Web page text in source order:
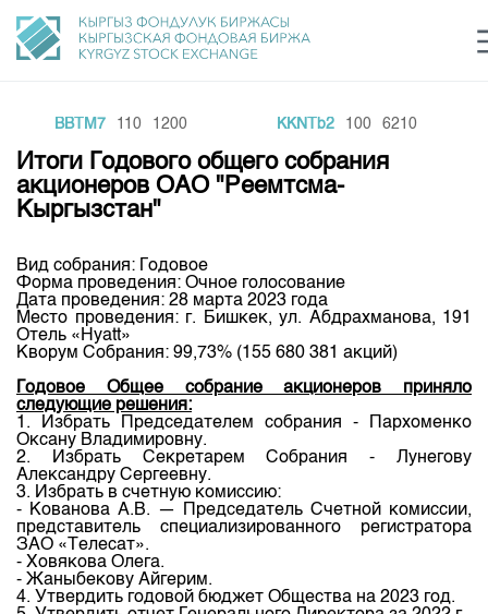
Финансовый рынок KG login Рус
О нас
Общая информация
Акционеры
Руководство
Внутренний аудитор
Комитеты
Участники торгов
Наши партнеры
Cтратегия развития
Корпоративные документы
Направления
Товарно-сырьевой сектор
Листинг
Центр раскрытия информации
Тарифы
Аналитика
Финансовый рынок KG
Пресс-клуб
25 лет ЗАО КФБ
Нормативная база
Биржевая деятельность
Депозитарная деятельность
Центр раскрытия информации
Итоги последних торгов
Архив торгов
Индекс и Капитализация
Котировки по ЦБ
Котировки по драг. металлам
Расписание аукционов по ГЦБ
Учебный центр
Общая информация
План работы на год
BBTM7 110 1200 KKNTb2 100 6210
Итоги Годового общего собрания
акционеров ОАО "Реемтсма-
Кыргызстан"
Вид собрания: Годовое
Форма проведения: Очное голосование
Дата проведения: 28 марта 2023 года
Место проведения: г. Бишкек, ул. Абдрахманова, 191
Отель «Hyatt»
Кворум Собрания: 99,73% (155 680 381 акций)
Годовое Общее собрание акционеров приняло
следующие решения:
1. Избрать Председателем собрания - Пархоменко
Оксану Владимировну.
2. Избрать Секретарем Собрания - Лунегову
Александру Сергеевну.
3. Избрать в счетную комиссию:
- Кованова А.В. — Председатель Счетной комиссии,
представитель специализированного регистратора
ЗАО «Телесат».
- Ховякова Олега.
- Жаныбекову Айгерим.
4. Утвердить годовой бюджет Общества на 2023 год.